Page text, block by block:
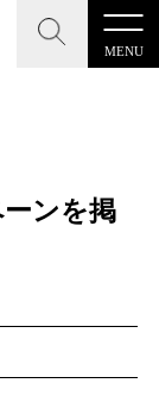
MENU
CLOSE
ク
CLOSE
ア
ンを掲